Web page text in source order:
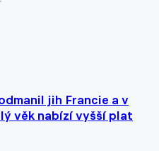
jih Francie a v
věk nabízí vyšší plat